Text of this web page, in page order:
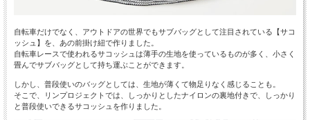
自転車だけでなく、アウトドアの世界でもサブバッグとして注目されている【サコ
ッシュ】を、あの前掛け紐で作りました。
自転車レースで使われるサコッシュは薄手の生地を使っているものが多く、小さく
畳んでサブバッグとして持ち運ぶことができます。
しかし、普段使いのバッグとしては、生地が薄くて物足りなく感じることも。
そこで、リンプロジェクトでは、しっかりとしたナイロンの裏地付きで、しっかり
と普段使いできるサコッシュを作りました。